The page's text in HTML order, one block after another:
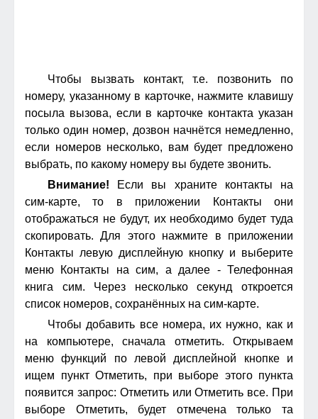
Чтобы вызвать контакт, т.е. позвонить по
номеру, указанному в карточке, нажмите клавишу
посыла вызова, если в карточке контакта указан
только один номер, дозвон начнётся немедленно,
если номеров несколько, вам будет предложено
выбрать, по какому номеру вы будете звонить.
Внимание! Если вы храните контакты на
сим-карте, то в приложении Контакты они
отображаться не будут, их необходимо будет туда
скопировать. Для этого нажмите в приложении
Контакты левую дисплейную кнопку и выберите
меню Контакты на сим, а далее - Телефонная
книга сим. Через несколько секунд откроется
список номеров, сохранённых на сим-карте.
Чтобы добавить все номера, их нужно, как и
на компьютере, сначала отметить. Открываем
меню функций по левой дисплейной кнопке и
ищем пункт Отметить, при выборе этого пункта
появится запрос: Отметить или Отметить все. При
выборе Отметить, будет отмечена только та